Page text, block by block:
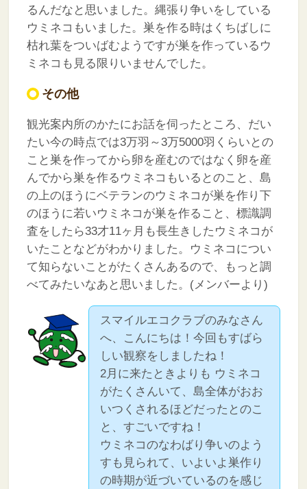
るんだなと思いました。縄張り争いをしている
ウミネコもいました。巣を作る時はくちばしに
枯れ葉をついばむようですが巣を作っているウ
ミネコも見る限りいませんでした。
その他
観光案内所のかたにお話を伺ったところ、だい
たい今の時点では3万羽～3万5000羽くらいとの
こと巣を作ってから卵を産むのではなく卵を産
んでから巣を作るウミネコもいるとのこと、島
の上のほうにベテランのウミネコが巣を作り下
のほうに若いウミネコが巣を作ること、標識調
査をしたら33才11ヶ月も長生きしたウミネコが
いたことなどがわかりました。ウミネコについ
て知らないことがたくさんあるので、もっと調
べてみたいなあと思いました。(メンバーより)
スマイルエコクラブのみなさん
へ、こんにちは！今回もすばら
しい観察をしましたね！
2月に来たときよりも ウミネコ
がたくさんいて、島全体がおお
いつくされるほどだったとのこ
と、すごいですね！
ウミネコのなわばり争いのよう
すも見られて、いよいよ巣作り
の時期が近づいているのを感じ